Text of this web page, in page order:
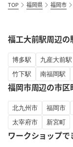
TOP 福岡県 福岡市
福工大前駅周辺の
博多駅 九産大前駅
竹下駅
南福岡駅
福岡市周辺の市区
北九州市 福岡市
太宰府市
新宮町
ワークショップ